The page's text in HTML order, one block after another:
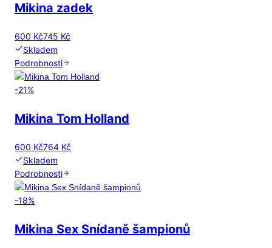
Mikina zadek
600 Kč745 Kč
Skladem
Podrobnosti
-21%
Mikina Tom Holland
600 Kč764 Kč
Skladem
Podrobnosti
-18%
Mikina Sex Snídaně šampionů